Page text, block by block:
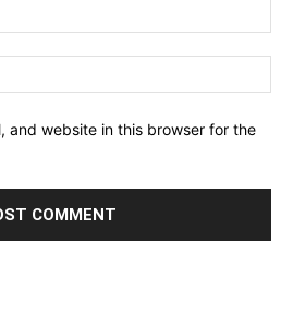
and website in this browser for the